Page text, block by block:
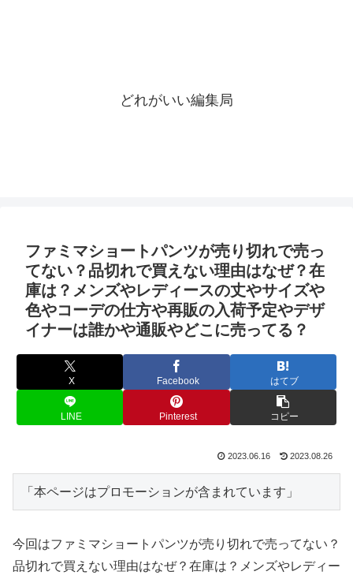
どれがいい編集局
ファミマショートパンツが売り切れで売っ
てない？品切れで買えない理由はなぜ？在
庫は？メンズやレディースの丈やサイズや
色やコーデの仕方や再販の入荷予定やデザ
イナーは誰かや通販やどこに売ってる？
X Facebook はてブ
LINE Pinterest コピー
2023.06.16 2023.08.26
「本ページはプロモーションが含まれています」
今回はファミマショートパンツが売り切れで売ってない？
品切れで買えない理由はなぜ？在庫は？メンズやレディー